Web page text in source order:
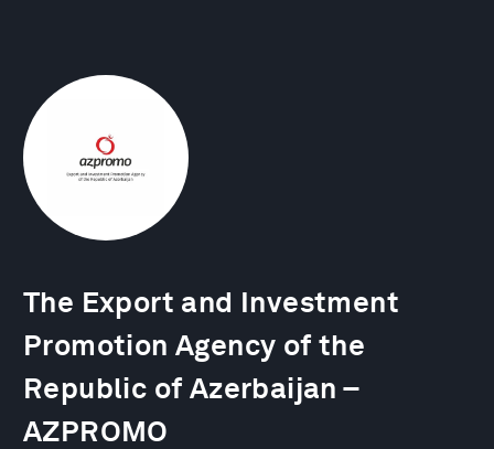
The Export and Investment
Promotion Agency of the
Republic of Azerbaijan –
AZPROMO